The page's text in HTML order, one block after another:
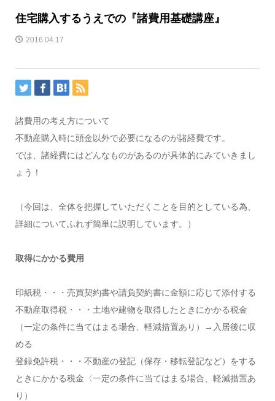
住宅購入するうえでの『諸費用基礎講座』
2016.04.17
諸費用の考え方について
不動産購入時に頭金以外で必要になるのが諸経費です。
では、諸経費にはどんなものがあるのが具体的にみていきまし
ょう！
（今回は、全体を把握していただくことを目的としている為、
詳細についてふれず簡単に説明しています。）
取得にかかる費用
印紙税・・・売買契約書や請負契約書に金額に応じて添付する
不動産取得税・・・土地や建物を取得したときにかかる税金
（一定の条件に当てはまる場合、軽減措置あり）→入居後に収
める
登録免許税・・・不動産の登記（保存・移転登記など）をする
ときにかかる税金〈一定の条件に当てはまる場合、軽減措置あ
り）